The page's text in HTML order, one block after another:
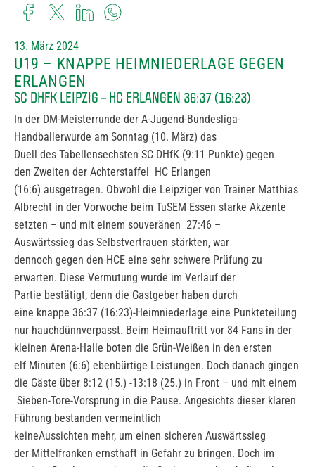
13. März 2024
U19 – KNAPPE HEIMNIEDERLAGE GEGEN
ERLANGEN
SC DHFK LEIPZIG – HC ERLANGEN 36:37 (16:23)
In der DM-Meisterrunde der A-Jugend-Bundesliga-
Handballerwurde am Sonntag (10. März) das
Duell des Tabellensechsten SC DHfK (9:11 Punkte) gegen
den Zweiten der Achterstaffel HC Erlangen
(16:6) ausgetragen. Obwohl die Leipziger von Trainer Matthias
Albrecht in der Vorwoche beim TuSEM Essen starke Akzente
setzten – und mit einem souveränen 27:46 –
Auswärtssieg das Selbstvertrauen stärkten, war
dennoch gegen den HCE eine sehr schwere Prüfung zu
erwarten. Diese Vermutung wurde im Verlauf der
Partie bestätigt, denn die Gastgeber haben durch
eine knappe 36:37 (16:23)-Heimniederlage eine Punkteteilung
nur hauchdünnverpasst. Beim Heimauftritt vor 84 Fans in der
kleinen Arena-Halle boten die Grün-Weißen in den ersten
elf Minuten (6:6) ebenbürtige Leistungen. Doch danach gingen
die Gäste über 8:12 (15.) -13:18 (25.) in Front – und mit einem
Sieben-Tore-Vorsprung in die Pause. Angesichts dieser klaren
Führung bestanden vermeintlich
keineAussichten mehr, um einen sicheren Auswärtssieg
der Mittelfranken ernsthaft in Gefahr zu bringen. Doch im